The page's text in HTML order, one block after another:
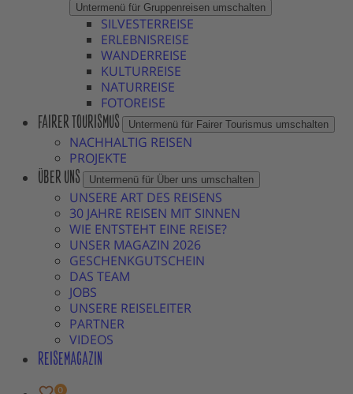
Untermenü für Gruppenreisen umschalten
SILVESTERREISE
ERLEBNISREISE
WANDERREISE
KULTURREISE
NATURREISE
FOTOREISE
FAIRER TOURISMUS Untermenü für Fairer Tourismus umschalten
NACHHALTIG REISEN
PROJEKTE
ÜBER UNS Untermenü für Über uns umschalten
UNSERE ART DES REISENS
30 JAHRE REISEN MIT SINNEN
WIE ENTSTEHT EINE REISE?
UNSER MAGAZIN 2026
GESCHENKGUTSCHEIN
DAS TEAM
JOBS
UNSERE REISELEITER
PARTNER
VIDEOS
REISEMAGAZIN